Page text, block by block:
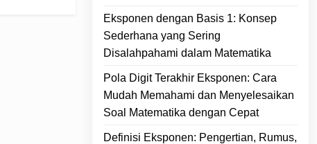
Eksponen dengan Basis 1: Konsep
Sederhana yang Sering
Disalahpahami dalam Matematika
Pola Digit Terakhir Eksponen: Cara
Mudah Memahami dan Menyelesaikan
Soal Matematika dengan Cepat
Definisi Eksponen: Pengertian, Rumus,